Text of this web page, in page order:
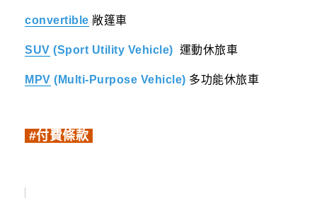
convertible 敞篷車
SUV (Sport Utility Vehicle) 運動休旅車
MPV (Multi-Purpose Vehicle) 多功能休旅車
#付費條款